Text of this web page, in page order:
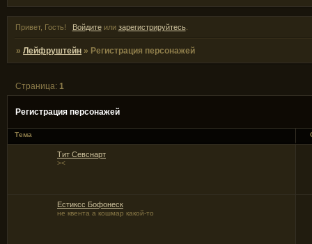
Привет, Гость! Войдитеили зарегистрируйтесь.
»Лейфруштейн » Регистрация персонажей
Регистрация персонажей
Страница:1
Тема
Тит Севснарт
><
Естиксс Бофонеск
не квента а кошмар какой-то